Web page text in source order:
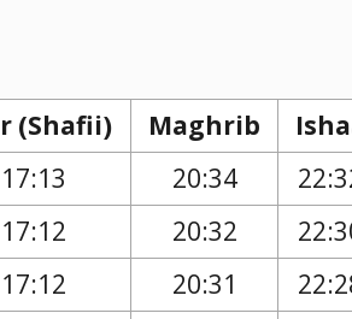
(Shafii) Maghrib
17:13 20:34
17:12 20:32
17:12 20:31